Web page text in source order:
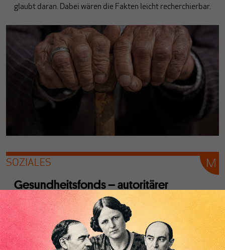
glaubt daran. Dabei wären die Fakten leicht recherchierbar.
SOZIALES
Gesundheitsfonds – autoritärer
Neoliberalismus?
VonHartmut Reiners
Der Gesundheitsfonds sei Werkzeug eines „autoritären